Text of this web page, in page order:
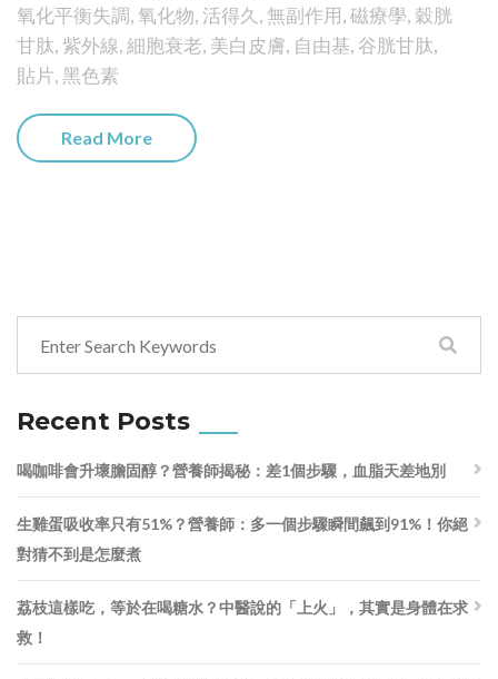
氧化平衡失調,氧化物, 活得久, 無副作用,磁療學, 穀胱
甘肽,紫外線,細胞衰老, 美白皮膚, 自由基,谷胱甘肽,
貼片,黑色素
Read More
Recent Posts
喝咖啡會升壞膽固醇？營養師揭秘：差1個步驟，血脂天差地別
生雞蛋吸收率只有51%？營養師：多一個步驟瞬間飆到91%！你絕
對猜不到是怎麼煮
荔枝這樣吃，等於在喝糖水？中醫說的「上火」，其實是身體在求
救！